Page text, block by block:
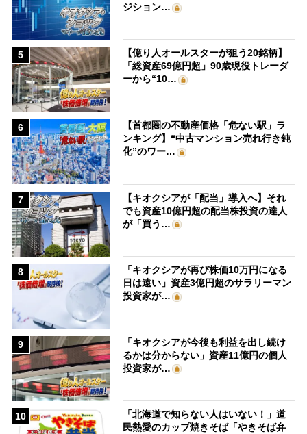
ジション…
5
【億り人オールスターが狙う20銘柄】
「総資産69億円超」90歳現役トレーダ
ーから“10…
6
【首都圏の不動産価格「危ない駅」ラ
ンキング】“中古マンション売れ行き鈍
化”のワー…
7
【キオクシアが「配当」導入へ】それ
でも資産10億円超の配当株投資の達人
が「買う…
8
「キオクシアが再び株価10万円になる
日は遠い」資産3億円超のサラリーマン
投資家が…
9
「キオクシアが今後も利益を出し続け
るかは分からない」資産11億円の個人
投資家が…
10
「北海道で知らない人はいない！」道
民熱愛のカップ焼きそば「やきそば弁